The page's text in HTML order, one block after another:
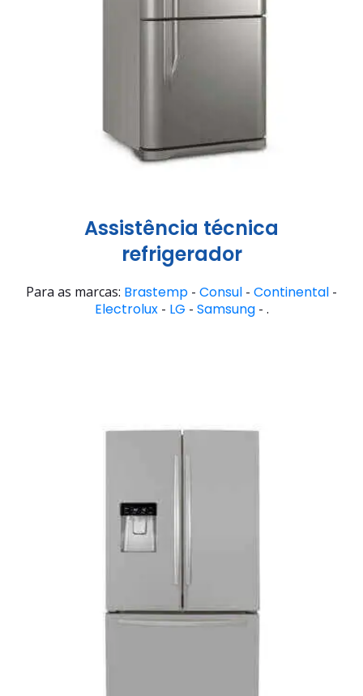
Assistência técnica
refrigerador
Para as marcas: Brastemp - Consul - Continental -
Electrolux- LG - Samsung- .